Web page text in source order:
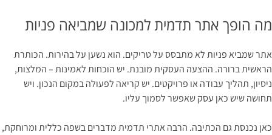
מה הופך אתר תדמית למכונה שמביאה פניות
אתר שמביא פניות לא מתבסס על טריקים. הוא נשען על בהירות. הכותרת
הראשית ברורה. ההצעה העסקית מובנת. יש הוכחות לאמינות – המלצות,
ניסיון, תהליך עבודה או פרויקטים. יש קריאה לפעולה במקום הנכון. ויש
תחושה שיש כאן עסק שאפשר לסמוך עליו.
כאן נכנסת גם הכתיבה. הרבה אתרי תדמית מדברים בשפה כללית ומרוחקת,